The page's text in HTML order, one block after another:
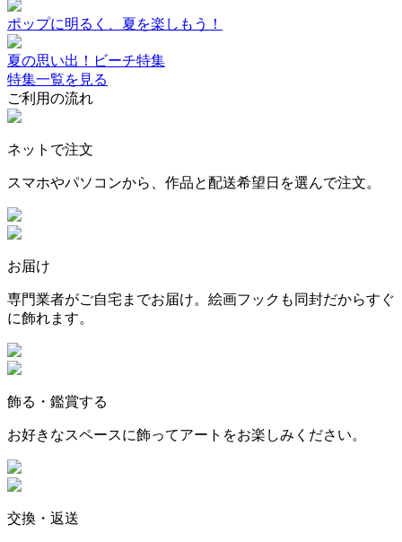
ポップに明るく、夏を楽しもう！
夏の思い出！ビーチ特集
特集一覧を見る
ご利用の流れ
ネットで注文
スマホやパソコンから、作品と配送希望日を選んで注文。
お届け
専門業者がご自宅までお届け。絵画フックも同封だからすぐ
に飾れます。
飾る・鑑賞する
お好きなスペースに飾ってアートをお楽しみください。
交換・返送